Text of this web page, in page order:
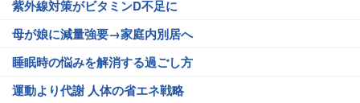
紫外線対策がビタミンD不足に
母が娘に減量強要→家庭内別居へ
睡眠時の悩みを解消する過ごし方
運動より代謝 人体の省エネ戦略